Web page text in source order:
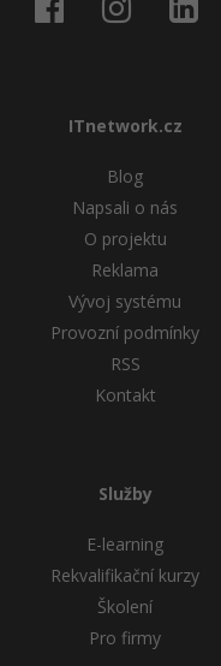
ITnetwork.cz
Blog
Napsali o nás
O projektu
Reklama
Vývoj systému
Provozní podmínky
RSS
Kontakt
Služby
E-learning
Rekvalifikační kurzy
Školení
Pro firmy